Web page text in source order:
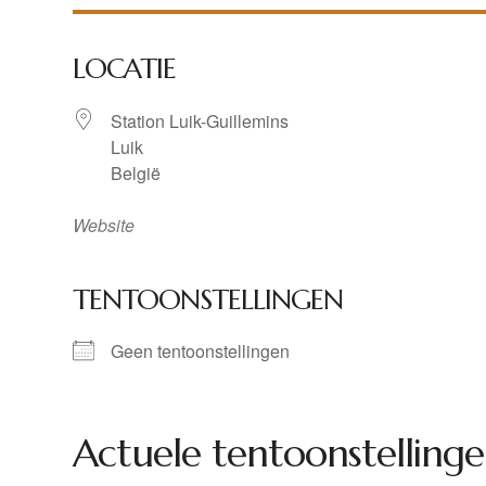
LOCATIE
Station Luik-Guillemins
Luik
België
Website
TENTOONSTELLINGEN
Geen tentoonstellingen
Actuele